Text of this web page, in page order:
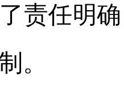
责任明
。